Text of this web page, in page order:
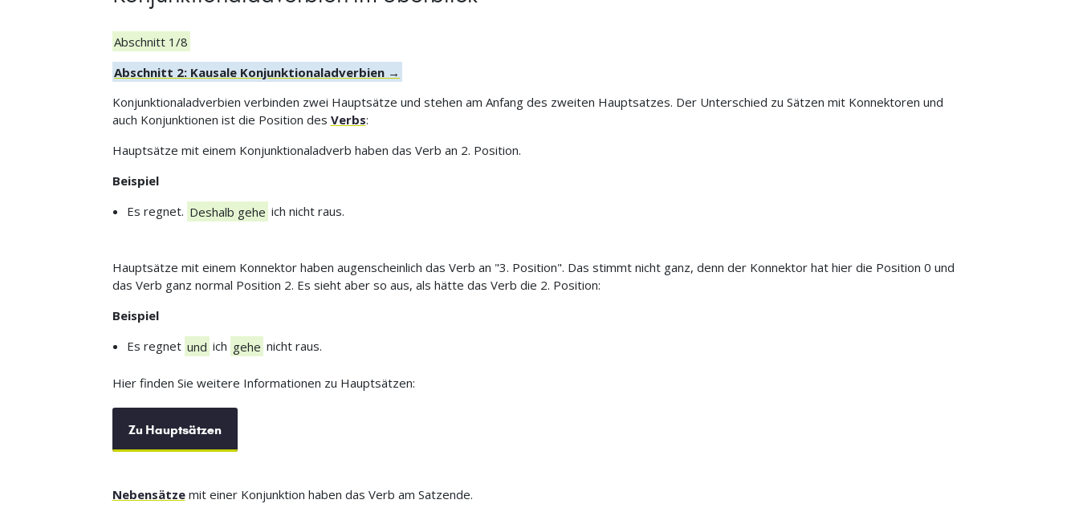
Abschnitt 1/8
Abschnitt 2: Kausale Konjunktionaladverbien →
Konjunktionaladverbien verbinden zwei Hauptsätze und stehen am Anfang des zweiten Hauptsatzes. Der Unterschied zu Sätzen mit Konnektoren und
auch Konjunktionen ist die Position des Verbs:
Hauptsätze mit einem Konjunktionaladverb haben das Verb an 2. Position.
Beispiel
Es regnet. Deshalb gehe ich nicht raus.
Hauptsätze mit einem Konnektor haben augenscheinlich das Verb an "3. Position". Das stimmt nicht ganz, denn der Konnektor hat hier die Position 0 und
das Verb ganz normal Position 2. Es sieht aber so aus, als hätte das Verb die 2. Position:
Beispiel
Es regnet und ich gehe nicht raus.
Hier finden Sie weitere Informationen zu Hauptsätzen:
Zu Hauptsätzen
Nebensätzemit einer Konjunktion haben das Verb am Satzende.